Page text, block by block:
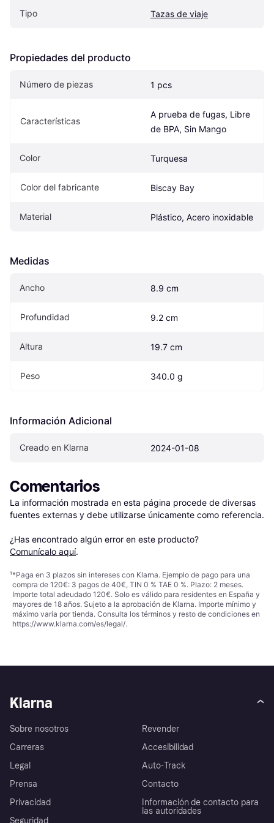
Tipo Tazas de viaje
Propiedades del producto
Número de piezas 1 pcs
Características
A prueba de fugas, Libre
de BPA, Sin Mango
Color Turquesa
Color del fabricante Biscay Bay
Material Plástico, Acero inoxidable
Medidas
Ancho 8.9 cm
Profundidad 9.2 cm
Altura 19.7 cm
Peso 340.0 g
Información Adicional
Creado en Klarna 2024-01-08
Comentarios
La información mostrada en esta página procede de diversas
fuentes externas y debe utilizarse únicamente como referencia.
¿Has encontrado algún error en este producto?
Comunícalo aquí.
¹*Paga en 3 plazos sin intereses con Klarna. Ejemplo de pago para una
compra de 120€: 3 pagos de 40€, TIN 0 % TAE 0 %. Plazo: 2 meses.
Importe total adeudado 120€. Solo es válido para residentes en España y
mayores de 18 años. Sujeto a la aprobación de Klarna. Importe mínimo y
máximo varía por tienda. Consulta los términos y resto de condiciones en
https://www.klarna.com/es/legal/.
Klarna
Sobre nosotros
Carreras
Legal
Prensa
Privacidad
Revender
Accesibilidad
Auto-Track
Contacto
Información de contacto para
las autoridades